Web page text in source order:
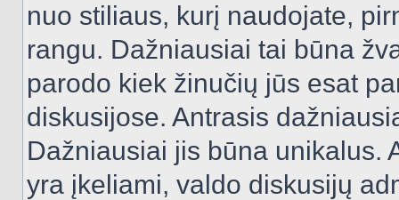
nuo stiliaus, kurį naudojate,
rangu. Dažniausiai tai būna
parodo kiek žinučių jūs esat
diskusijose. Antrasis
Dažniausiai jis būna unikalus.
yra įkeliami, valdo diskusijų